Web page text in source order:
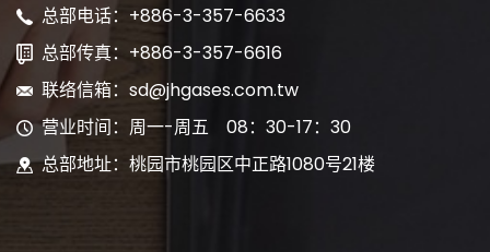
总部电话：+886-3-357-6633
总部传真：+886-3-357-6616
联络信箱：sd@jhgases.com.tw
营业时间：周一-周五 08：30-17：30
总部地址：桃园市桃园区中正路1080号21楼